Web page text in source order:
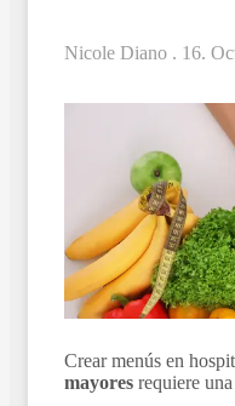
Nicole Diano . 16.
Crear menús en
mayores requiere